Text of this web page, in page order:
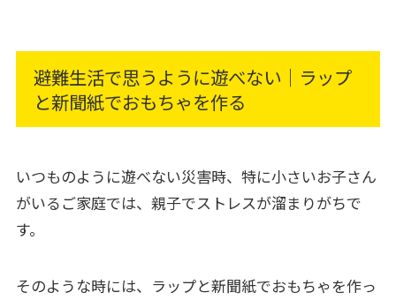
避難生活で思うように遊べない｜ラップ
と新聞紙でおもちゃを作る
いつものように遊べない災害時、特に小さいお子さん
がいるご家庭では、親子でストレスが溜まりがちで
す。
そのような時には、ラップと新聞紙でおもちゃを作っ